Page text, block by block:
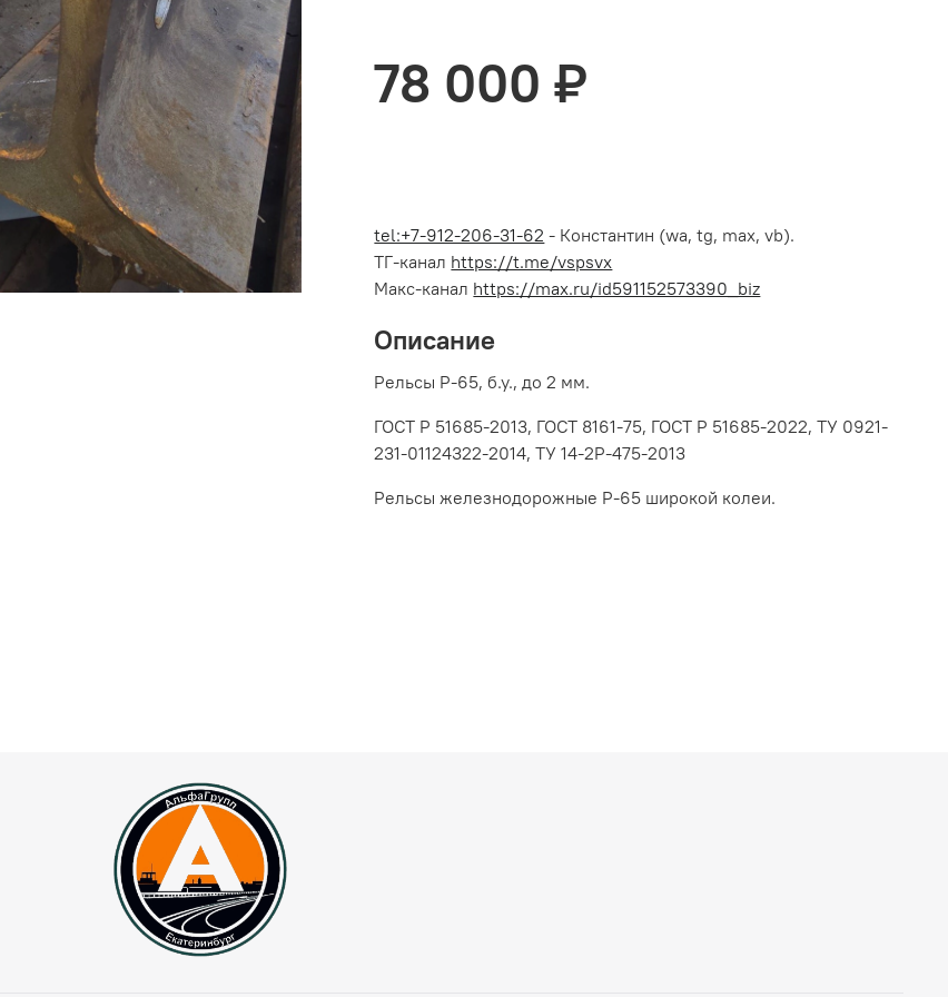
78 000 ₽
tel:+7-912-206-31-62 - Константин (wa, tg, max, vb).
ТГ-канал https://t.me/vspsvx
Макс-канал https://max.ru/id591152573390_biz
Описание
Рельсы Р-65, б.у., до 2 мм.
ГОСТ Р 51685-2013, ГОСТ 8161-75, ГОСТ Р 51685-2022, ТУ 0921-
231-01124322-2014, ТУ 14-2Р-475-2013
Рельсы железнодорожные Р-65 широкой колеи.